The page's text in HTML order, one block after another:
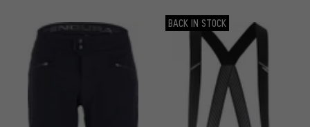
BACK IN STOCK